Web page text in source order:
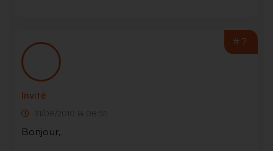
#7
Invité
31/08/2010 14:08:55
Bonjour,